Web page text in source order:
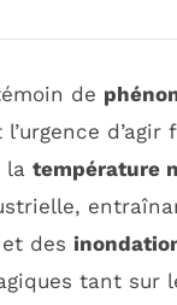
de
la température
et des
tant sur